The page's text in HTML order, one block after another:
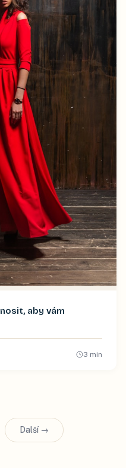
aby vám
3 min
Další →